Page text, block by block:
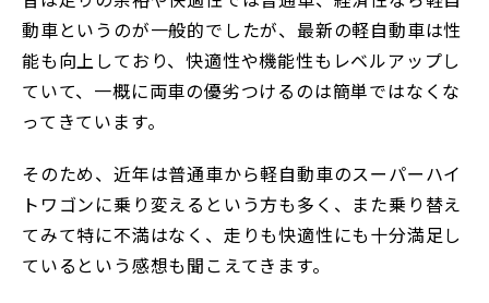
動車というのが一般的でしたが、最新の軽自動車は性
能も向上しており、快適性や機能性もレベルアップし
ていて、一概に両車の優劣つけるのは簡単ではなくな
ってきています。
そのため、近年は普通車から軽自動車のスーパーハイ
トワゴンに乗り変えるという方も多く、また乗り替え
てみて特に不満はなく、走りも快適性にも十分満足し
ているという感想も聞こえてきます。